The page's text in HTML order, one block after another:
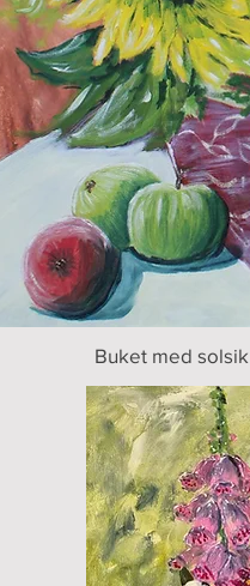
Buket med